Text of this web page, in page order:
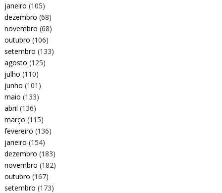
janeiro (105)
dezembro (68)
novembro (68)
outubro (106)
setembro (133)
agosto (125)
julho (110)
junho (101)
maio (133)
abril (136)
março (115)
fevereiro (136)
janeiro (154)
dezembro (183)
novembro (182)
outubro (167)
setembro (173)